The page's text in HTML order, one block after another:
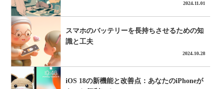
2024.11.01
スマホのバッテリーを長持ちさせるための知
識と工夫
2024.10.28
iOS 18の新機能と改善点：あなたのiPhoneが